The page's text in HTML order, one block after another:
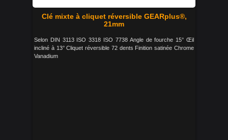
Clé mixte à cliquet réversible GEARplus®,
21mm
Selon DIN 3113 ISO 3318 ISO 7738 Angle de fourche 15° Œil
incliné à 13° Cliquet réversible 72 dents Finition satinée Chrome
Vanadium